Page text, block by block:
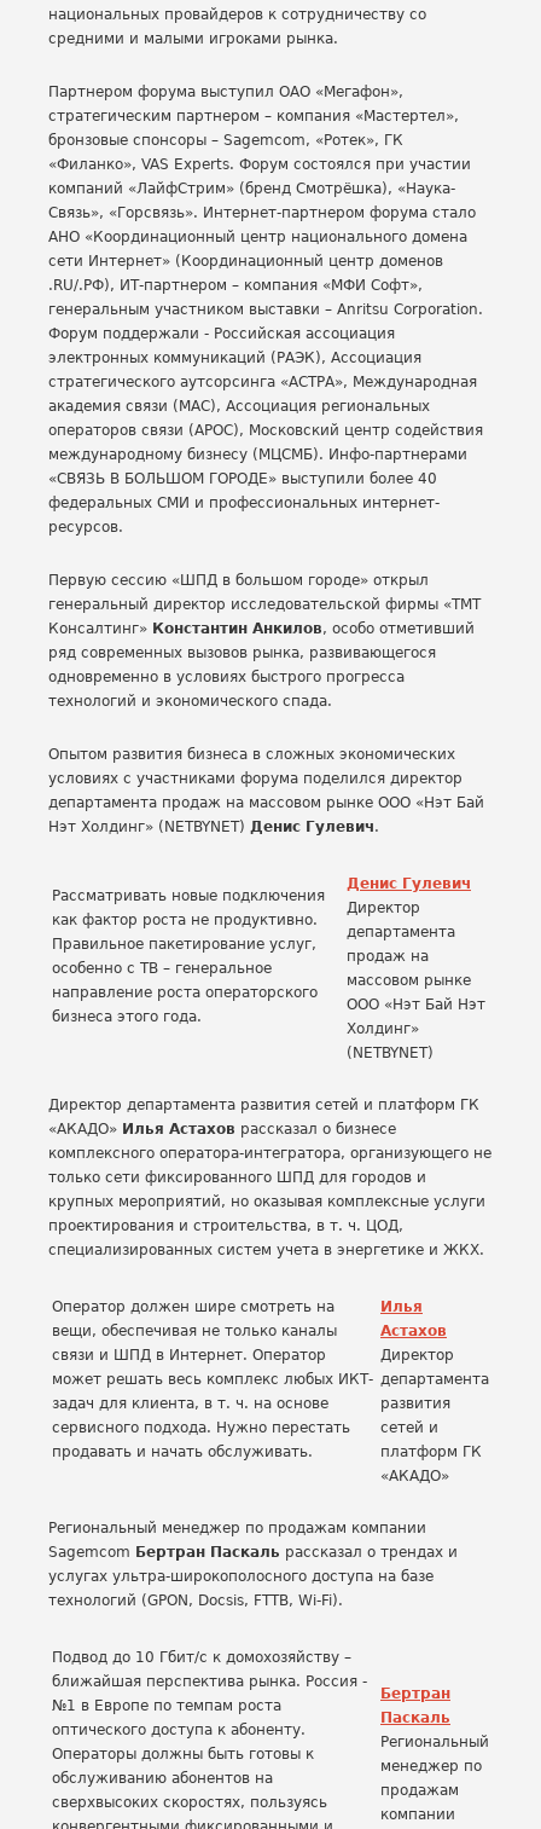
национальных провайдеров к сотрудничеству со
средними и малыми игроками рынка.
Партнером форума выступил ОАО «Мегафон»,
стратегическим партнером – компания «Мастертел»,
бронзовые спонсоры – Sagemcom, «Ротек», ГК
«Филанко», VAS Experts. Форум состоялся при участии
компаний «ЛайфСтрим» (бренд Смотрёшка), «Наука-
Связь», «Горсвязь». Интернет-партнером форума стало
АНО «Координационный центр национального домена
сети Интернет» (Координационный центр доменов
.RU/.РФ), ИТ-партнером – компания «МФИ Софт»,
генеральным участником выставки – Anritsu Corporation.
Форум поддержали - Российская ассоциация
электронных коммуникаций (РАЭК), Ассоциация
стратегического аутсорсинга «АСТРА», Международная
академия связи (МАС), Ассоциация региональных
операторов связи (АРОС), Московский центр содействия
международному бизнесу (МЦСМБ). Инфо-партнерами
«СВЯЗЬ В БОЛЬШОМ ГОРОДЕ» выступили более 40
федеральных СМИ и профессиональных интернет-
ресурсов.
Первую сессию «ШПД в большом городе» открыл
генеральный директор исследовательской фирмы «ТМТ
Консалтинг» Константин Анкилов, особо отметивший
ряд современных вызовов рынка, развивающегося
одновременно в условиях быстрого прогресса
технологий и экономического спада.
Опытом развития бизнеса в сложных экономических
условиях с участниками форума поделился директор
департамента продаж на массовом рынке ООО «Нэт Бай
Нэт Холдинг» (NETBYNET) Денис Гулевич.
Рассматривать новые подключения
как фактор роста не продуктивно.
Правильное пакетирование услуг,
особенно с ТВ – генеральное
направление роста операторского
бизнеса этого года.
Денис Гулевич
Директор
департамента
продаж на
массовом рынке
ООО «Нэт Бай Нэт
Холдинг»
(NETBYNET)
Директор департамента развития сетей и платформ ГК
«АКАДО» Илья Астахов рассказал о бизнесе
комплексного оператора-интегратора, организующего не
только сети фиксированного ШПД для городов и
крупных мероприятий, но оказывая комплексные услуги
проектирования и строительства, в т. ч. ЦОД,
специализированных систем учета в энергетике и ЖКХ.
Оператор должен шире смотреть на
вещи, обеспечивая не только каналы
связи и ШПД в Интернет. Оператор
может решать весь комплекс любых ИКТ-
задач для клиента, в т. ч. на основе
сервисного подхода. Нужно перестать
продавать и начать обслуживать.
Илья
Астахов
Директор
департамента
развития
сетей и
платформ ГК
«АКАДО»
Региональный менеджер по продажам компании
Sagemcom Бертран Паскаль рассказал о трендах и
услугах ультра-широкополосного доступа на базе
технологий (GPON, Docsis, FTTB, Wi-Fi).
Подвод до 10 Гбит/с к домохозяйству –
ближайшая перспектива рынка. Россия -
№1 в Европе по темпам роста
оптического доступа к абоненту.
Операторы должны быть готовы к
обслуживанию абонентов на
сверхвысоких скоростях, пользуясь
Бертран
Паскаль
Региональный
менеджер по
продажам
компании